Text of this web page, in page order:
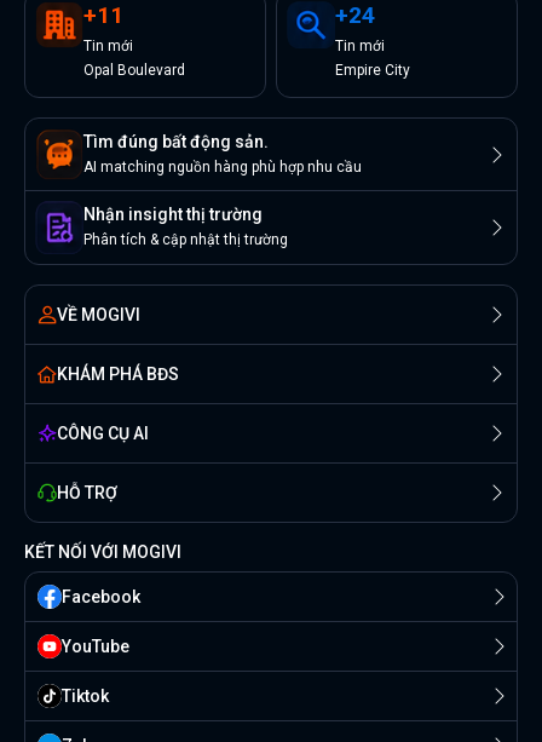
+11
Tin mới
Opal Boulevard
+24
Tin mới
Empire City
Tìm đúng bất động sản.
AI matching nguồn hàng phù hợp nhu cầu
Nhận insight thị trường
Phân tích & cập nhật thị trường
VỀ MOGIVI
KHÁM PHÁ BĐS
CÔNG CỤ AI
HỖ TRỢ
KẾT NỐI VỚI MOGIVI
Facebook
YouTube
Tiktok